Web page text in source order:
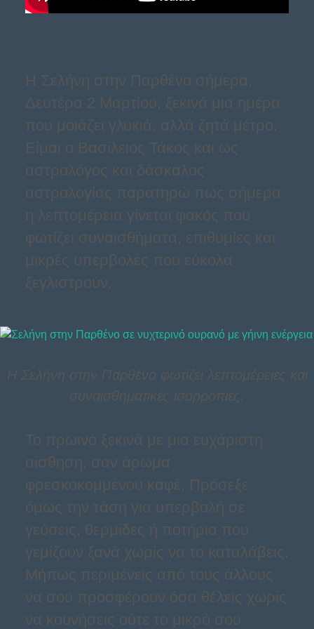
Η Σελήνη στην Παρθένο σήμερα,
Δευτέρα 2 Μαρτίου, ξεκινά μια ημέρα
που μοιάζει γλυκιά, αλλά ζητά μέτρο.
Είμαι ο Βασίλειος Τάκος και ως
αστρολόγος και δάσκαλος
αστρολογίας παρατηρώ πως σήμερα
η λεπτομέρεια γίνεται φακός που
φωτίζει συναισθήματα, επιθυμίες και
μικρές υπερβολές που εύκολα
ξεγλιστρούν.
Η Σελήνη στην Παρθένο φωτίζει λεπτομέρειες και
συναισθηματικές ισορροπίες.
Το πρωινό ξεκινά με μια ευχάριστη
αίσθηση, σαν άρωμα
φρεσκοκομμένου καφέ. Πρόσεξε
όμως την τάση για υπερβολή σε
γεύσεις, θερμίδες ή ποτήρια που
γεμίζουν ξανά χωρίς να το καταλάβεις.
Μήπως περιμένεις από τους άλλους
να σου προσφέρουν όσα θέλεις χωρίς
να κουνήσεις ούτε το μικρό σου